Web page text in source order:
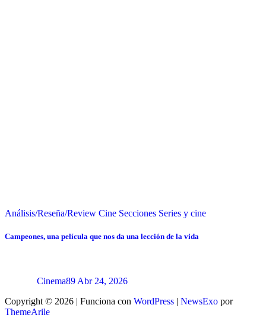
Análisis/Reseña/Review Cine Secciones Series y cine
Campeones, una película que nos da una lección de la vida
Cinema89 Abr 24, 2026
Copyright © 2026 | Funciona con WordPress | NewsExo por
ThemeArile